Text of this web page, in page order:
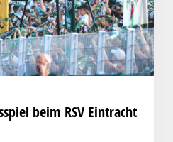
beim RSV Eintracht